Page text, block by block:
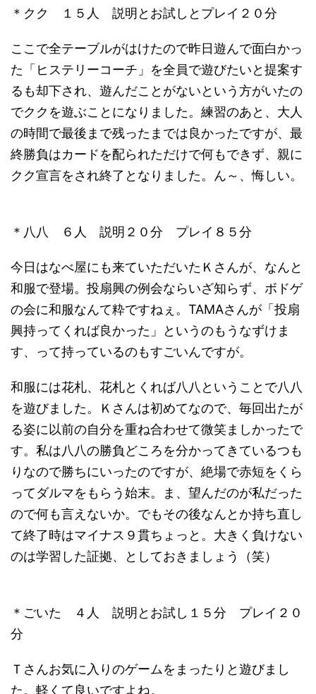
＊クク １５人 説明とお試しとプレイ２０分
ここで全テーブルがはけたので昨日遊んで面白かっ
た「ヒステリーコーチ」を全員で遊びたいと提案す
るも却下され、遊んだことがないという方がいたの
でククを遊ぶことになりました。練習のあと、大人
の時間で最後まで残ったまでは良かったですが、最
終勝負はカードを配られただけで何もできず、親に
クク宣言をされ終了となりました。ん～、悔しい。
＊八八 ６人 説明２０分 プレイ８５分
今日はなべ屋にも来ていただいたＫさんが、なんと
和服で登場。投扇興の例会ならいざ知らず、ボドゲ
の会に和服なんて粋ですねぇ。TAMAさんが「投扇
興持ってくれば良かった」というのもうなずけま
す、って持っているのもすごいんですが。
和服には花札、花札とくれば八八ということで八八
を遊びました。Ｋさんは初めてなので、毎回出たが
る姿に以前の自分を重ね合わせて微笑ましかったで
す。私は八八の勝負どころを分かってきているつも
りなので勝ちにいったのですが、絶場で赤短をくら
ってダルマをもらう始末。ま、望んだのが私だった
ので何も言えないか。でもその後なんとか持ち直し
て終了時はマイナス９貫ちょっと。大きく負けない
のは学習した証拠、としておきましょう（笑）
＊ごいた ４人 説明とお試し１５分 プレイ２０
分
Ｔさんお気に入りのゲームをまったりと遊びまし
た。軽くて良いですよね。